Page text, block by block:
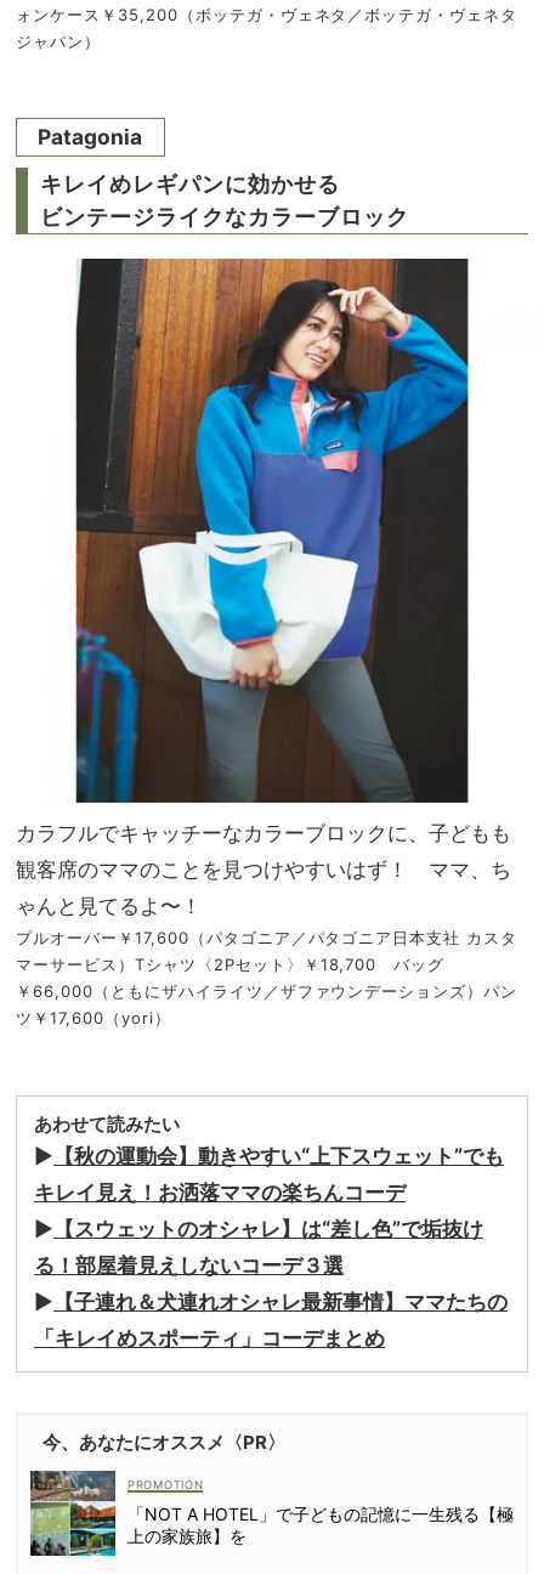
ォンケース￥35,200（ボッテガ・ヴェネタ／ボッテガ・ヴェネタ
ジャパン）
Patagonia
キレイめレギパンに効かせる
ビンテージライクなカラーブロック
カラフルでキャッチーなカラーブロックに、子どもも
観客席のママのことを見つけやすいはず！ ママ、ち
ゃんと見てるよ〜！
プルオーバー￥17,600（パタゴニア／パタゴニア日本支社 カスタ
マーサービス）Tシャツ〈2Pセット〉￥18,700 バッグ
￥66,000（ともにザハイライツ／ザファウンデーションズ）パン
ツ￥17,600（yori）
あわせて読みたい
▶︎ 【秋の運動会】動きやすい“上下スウェット”でも
キレイ見え！お洒落ママの楽ちんコーデ
▶︎ 【スウェットのオシャレ】は“差し色”で垢抜け
る！部屋着見えしないコーデ３選
▶︎ 【子連れ＆犬連れオシャレ最新事情】ママたちの
「キレイめスポーティ」コーデまとめ
今、あなたにオススメ〈PR〉
「NOT A HOTEL」で子どもの記憶に一生残る【極
上の家族旅】を